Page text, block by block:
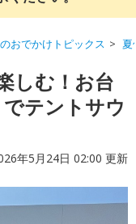
おでかけトピックス 夏
しむ！お台
でテントサウ
年5月24日 02:00 更新